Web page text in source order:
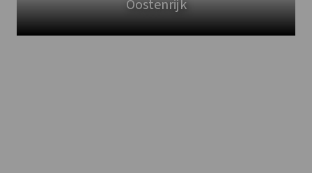
Oostenrijk